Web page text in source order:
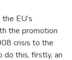
EU’s
the promotion
crisis to the
do this, firstly, an